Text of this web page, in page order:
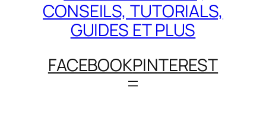
CONSEILS, TUTORIALS,
GUIDES ET PLUS
FACEBOOKPINTEREST